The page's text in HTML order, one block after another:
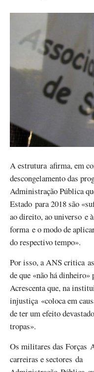
A estrutura afirma, em
descongelamento das
Administração Pública
Estado para 2018 são
ao direito, ao universo e
forma e o modo de
do respectivo tempo».
Por isso, a ANS critica
de que «não há
Acrescenta que, na
injustiça «coloca em
de ter um efeito
tropas».
Os militares das Forças
carreiras e sectores da